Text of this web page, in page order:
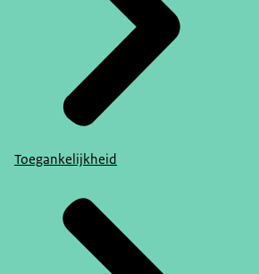
Toegankelijkheid